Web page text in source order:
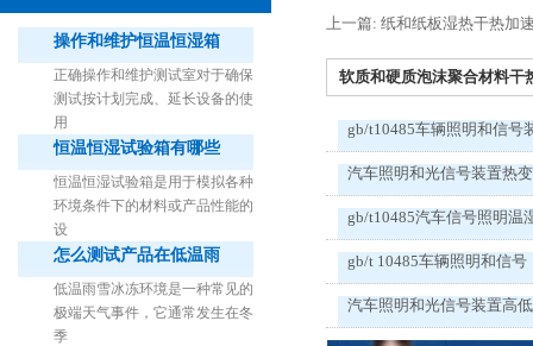
操作和维护恒温恒湿箱
正确操作和维护测试室对于确保
测试按计划完成、延长设备的使
用
恒温恒湿试验箱有哪些
恒温恒湿试验箱是用于模拟各种
环境条件下的材料或产品性能的
设
怎么测试产品在低温雨
低温雨雪冰冻环境是一种常见的
极端天气事件，它通常发生在冬
季
上一篇: 纸和纸板湿热干热加
软质和硬质泡沫聚合材料干
gb/t10485车辆照明和信号
汽车照明和光信号装置热
gb/t10485汽车信号照明温
gb/t 10485车辆照明和信号
汽车照明和光信号装置高